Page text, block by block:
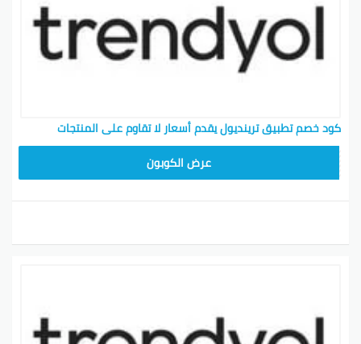
كود خصم تطبيق ترينديول يقدم أسعار لا تقاوم على المنتجات
عرض الكوبون